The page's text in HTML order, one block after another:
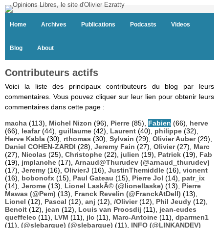
Home Archives Publications Podcasts Videos
Blog About
Contributeurs actifs
Voici la liste des principaux contributeurs du blog par leurs
commentaires. Vous pouvez cliquer sur leur lien pour obtenir leurs
commentaires dans cette page :
macha (113), Michel Nizon (96), Pierre (85), Fabien (66), herve
(66), leafar(44), guillaume (42), Laurent (40), philippe (32),
Herve Kabla (30), rthomas (30), Sylvain (29), Olivier Auber(29),
Daniel COHEN-ZARDI (28), Jeremy Fain (27), Olivier(27), Marc
(27), Nicolas (25), Christophe (22), julien (19), Patrick (19), Fab
(19), jmplanche (17), Arnaud@Thurudev (@arnaud_thurudev)
(17), Jeremy (16), OlivierJ (16), JustinThemiddle (16), vicnent
(16), bobonofx (15), Paul Gateau (15), Pierre Jol (14), patr_ix
(14), Jerome (13), Lionel LaskÃ© (@lionellaske) (13), Pierre
Mawas (@Pem) (13), Franck Revelin (@FranckAtDell) (13),
Lionel (12), Pascal (12), anj (12), /Olivier(12), Phil Jeudy (12),
Benoit (12), jean (12), Louis van Proosdij (11), jean-eudes
queffelec (11), LVM (11), jlc (11), Marc-Antoine (11), dparmen1
(11), (@slebarque) (@slebarque) (11), INFO (@LINKANDEV)